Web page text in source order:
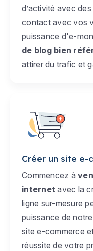
d’activité avec
contact avec vos
puissance d'e-
de blog bien
attirer du trafic et
Créer un site e-
Commencez à
internet avec la
ligne sur-mesure
puissance de
site e-commerce
réussite de votre